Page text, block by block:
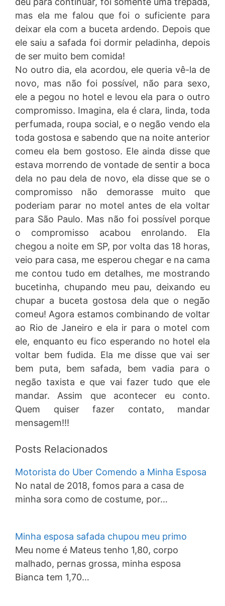
mas ela me falou que foi o suficiente para
deixar ela com a buceta ardendo. Depois que
ele saiu a safada foi dormir peladinha, depois
de ser muito bem comida!
No outro dia, ela acordou, ele queria vê-la de
novo, mas não foi possível, não para sexo,
ele a pegou no hotel e levou ela para o outro
compromisso. Imagina, ela é clara, linda, toda
perfumada, roupa social, e o negão vendo ela
toda gostosa e sabendo que na noite anterior
comeu ela bem gostoso. Ele ainda disse que
estava morrendo de vontade de sentir a boca
dela no pau dela de novo, ela disse que se o
compromisso não demorasse muito que
poderiam parar no motel antes de ela voltar
para São Paulo. Mas não foi possível porque
o compromisso acabou enrolando. Ela
chegou a noite em SP, por volta das 18 horas,
veio para casa, me esperou chegar e na cama
me contou tudo em detalhes, me mostrando
bucetinha, chupando meu pau, deixando eu
chupar a buceta gostosa dela que o negão
comeu! Agora estamos combinando de voltar
ao Rio de Janeiro e ela ir para o motel com
ele, enquanto eu fico esperando no hotel ela
voltar bem fudida. Ela me disse que vai ser
bem puta, bem safada, bem vadia para o
negão taxista e que vai fazer tudo que ele
mandar. Assim que acontecer eu conto.
Quem quiser fazer contato, mandar
mensagem!!!
Posts Relacionados
Motorista do Uber Comendo a Minha Esposa
No natal de 2018, fomos para a casa de
minha sora como de costume, por…
Minha esposa safada chupou meu primo
Meu nome é Mateus tenho 1,80, corpo
malhado, pernas grossa, minha esposa
Bianca tem 1,70…